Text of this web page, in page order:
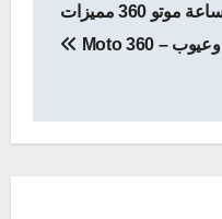
ساعة موتو 360 مميزات
وعيوب – Moto 360